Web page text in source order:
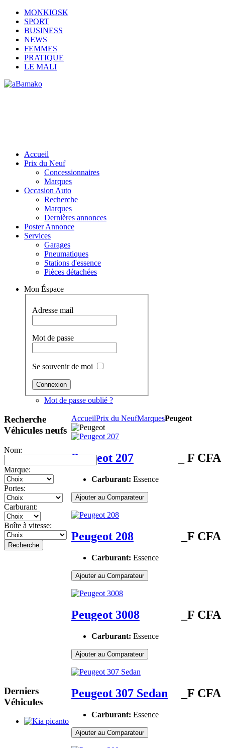
MONKIOSK
SPORT
BUSINESS
NEWS
FEMMES
PRATIQUE
LE MALI
Accueil
Prix du Neuf
Concessionnaires
Marques
Occasion Auto
Recherche
Marques
Dernières annonces
Poster Annonce
Services
Garages
Pneumatiques
Stations d'essence
Pièces détachées
Mon Éspace
Adresse mail
Mot de passe
Se souvenir de moi
Mot de passe oublié ?
AccueilPrix du NeufMarquesPeugeot
Peugeot 207 _ F CFA
Carburant: Essence
Ajouter au Comparateur
Peugeot 208 _F CFA
Carburant: Essence
Ajouter au Comparateur
Peugeot 3008 _F CFA
Carburant: Essence
Ajouter au Comparateur
Peugeot 307 Sedan _F CFA
Carburant: Essence
Ajouter au Comparateur
Recherche
Véhicules neufs
Nom:
Marque:
Portes:
Carburant:
Boîte à vitesse:
Recherche
Derniers
Véhicules